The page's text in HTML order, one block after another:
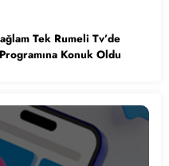
Tek Rumeli Tv’de
Konuk Oldu